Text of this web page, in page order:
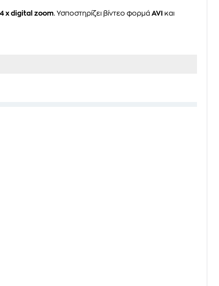
4 x digital zoom. Υσποστηρίζει βίντεο φορμά AVI και